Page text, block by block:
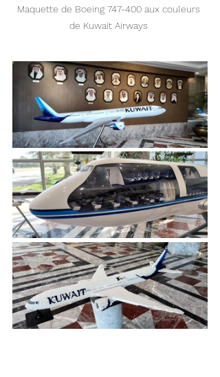
Maquette de Boeing 747-400 aux couleurs
de Kuwait Airways